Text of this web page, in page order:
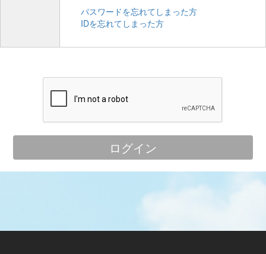
パスワードを忘れてしまった方
IDを忘れてしまった方